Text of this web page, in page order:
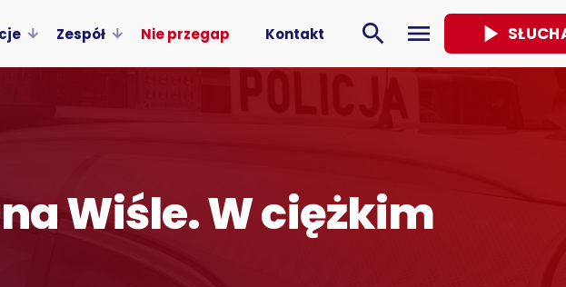
Zespół Nie przegap Kontakt search menu play_arrow
Wiśle. W ciężkim